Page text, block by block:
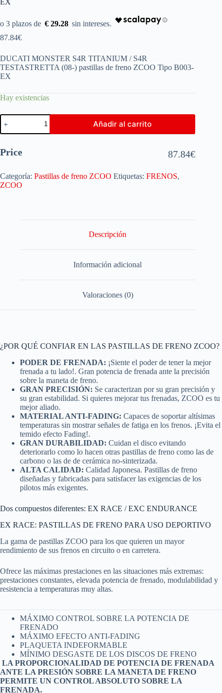
€ 29.28
87.84€
DUCATI MONSTER S4R TITANIUM / S4R
TESTASTRETTA (08-) pastillas de freno ZCOO Tipo B003-
EX
Hay existencias
Añadir al carrito
Price 87.84€
Categoría: Pastillas de freno ZCOO Etiquetas: FRENOS,
ZCOO
Descripción
Información adicional
Valoraciones (0)
¿POR QUÉ CONFIAR EN LAS PASTILLAS DE FRENO ZCOO?
PODER DE FRENADA: ¡Siente el poder de tener la mejor
frenada a tu lado!. Gran potencia de frenada ante la precisión
sobre la maneta de freno.
GRAN PRECISIÓN: Se caracterizan por su gran precisión y
su gran estabilidad. Si quieres mejorar tus frenadas, ZCOO es tu
mejor aliado.
MATERIAL ANTI-FADING: Capaces de soportar altísimas
temperaturas sin mostrar señales de fatiga en los frenos. ¡Evita el
temido efecto Fading!.
GRAN DURABILIDAD: Cuidan el disco evitando
deteriorarlo como lo hacen otras pastillas de freno como las de
carbono o las de de cerámica no-sinterizada.
ALTA CALIDAD: Calidad Japonesa. Pastillas de freno
diseñadas y fabricadas para satisfacer las exigencias de los
pilotos más exigentes.
Dos compuestos diferentes: EX RACE / EXC ENDURANCE
EX RACE: PASTILLAS DE FRENO PARA USO DEPORTIVO
La gama de pastillas ZCOO para los que quieren un mayor
rendimiento de sus frenos en circuito o en carretera.
Ofrece las máximas prestaciones en las situaciones más extremas:
prestaciones constantes, elevada potencia de frenado, modulabilidad y
resistencia a temperaturas muy altas.
MÁXIMO CONTROL SOBRE LA POTENCIA DE
FRENADO
MÁXIMO EFECTO ANTI-FADING
PLAQUETA INDEFORMABLE
MÍNIMO DESGASTE DE LOS DISCOS DE FRENO
LA PROPORCIONALIDAD DE POTENCIA DE FRENADA
ANTE LA PRESIÓN SOBRE LA MANETA DE FRENO
PERMITE UN CONTROL ABSOLUTO SOBRE LA
FRENADA.